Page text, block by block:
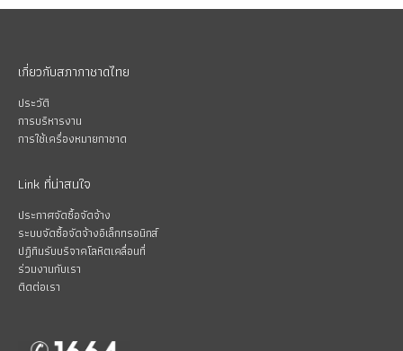
เกี่ยวกับสภากาชาดไทย
ประวัติ
การบริหารงาน
การใช้เครื่องหมายกาชาด
Link ที่น่าสนใจ
ประกาศจัดซื้อจัดจ้าง
ระบบจัดซื้อจัดจ้างอิเล็กทรอนิกส์
ปฏิทินรับบริจาคโลหิตเคลื่อนที่
ร่วมงานกับเรา
ติดต่อเรา